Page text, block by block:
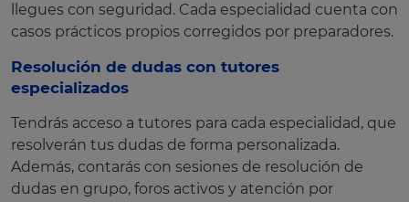
llegues con seguridad. Cada especialidad cuenta con
casos prácticos propios corregidos por preparadores.
Resolución de dudas con tutores
especializados
Tendrás acceso a tutores para cada especialidad, que
resolverán tus dudas de forma personalizada.
Además, contarás con sesiones de resolución de
dudas en grupo, foros activos y atención por